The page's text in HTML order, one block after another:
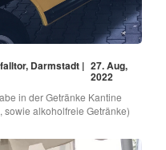
Darmstadt | 27. Aug,
2022
in der Getränke Kantine
sowie alkoholfreie Getränke)